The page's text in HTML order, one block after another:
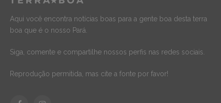
Aqui você encontra notícias boas para a gente boa desta terra
boa que é o nosso Pará.
Siga, comente e compartilhe nossos perfis nas redes sociais.
Reprodução permitida, mas cite a fonte por favor!